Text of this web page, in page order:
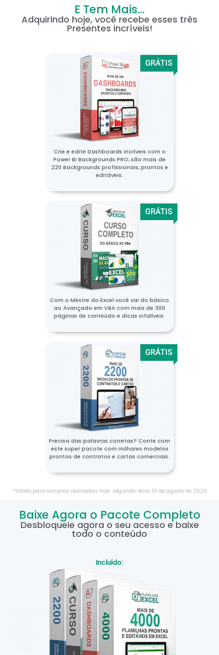
E Tem Mais...
Adquirindo hoje, você recebe esses três
Presentes incríveis!
GRÁTIS
Crie e edite Dashboards incríveis com o
Power BI Backgrounds PRO, são mais de
220 Backgrounds profissionais, prontos e
editáveis.
GRÁTIS
Com o Mestre do Excel você vai do básico
ao Avançado em VBA com mais de 300
páginas de conteúdo e dicas infalíveis.
GRÁTIS
Precisa das palavras corretas? Conte com
este super pacote com milhares modelos
prontos de contratos e cartas comerciais.
*Válido para compras realizadas hoje, segunda-feira, 10 de agostode 2026
Baixe Agora o Pacote Completo
Desbloqueie agora o seu acesso e baixe
todo o conteúdo
Incluído: